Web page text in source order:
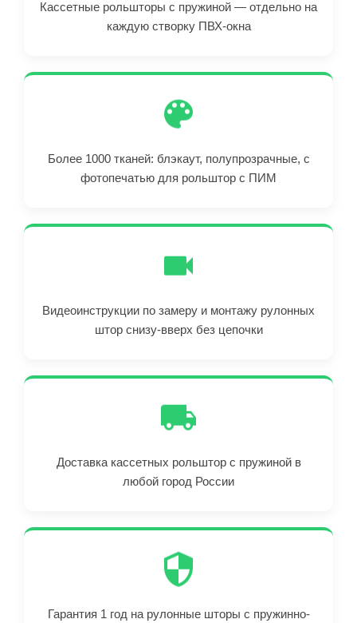
Кассетные рольшторы с пружиной — отдельно на
каждую створку ПВХ-окна
Более 1000 тканей: блэкаут, полупрозрачные, с
фотопечатью для рольштор с ПИМ
Видеоинструкции по замеру и монтажу рулонных
штор снизу-вверх без цепочки
Доставка кассетных рольштор с пружиной в
любой город России
Гарантия 1 год на рулонные шторы с пружинно-